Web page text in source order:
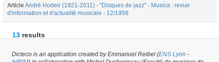
Article André Hodeir (1921-2011) - "Disques de jazz" - Musica : revue
d'information et d'actualité musicale - 12/1956
13 results
Journal #13970 -latest update on 23/03/2017,created on 23/03/2017 by
Dicteco is an application created by Emmanuel Reibel (ENS Lyon -